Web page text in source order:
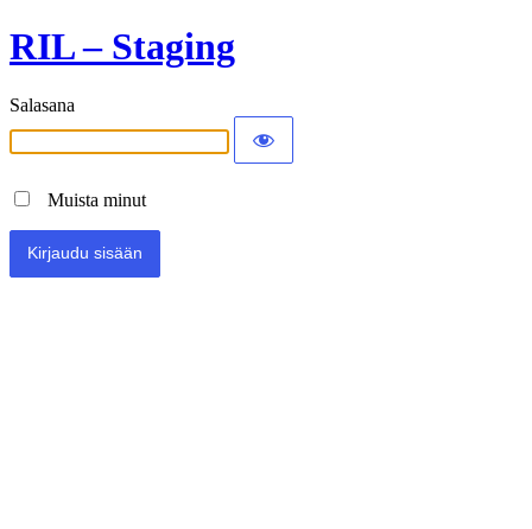
RIL – Staging
Salasana
Muista minut